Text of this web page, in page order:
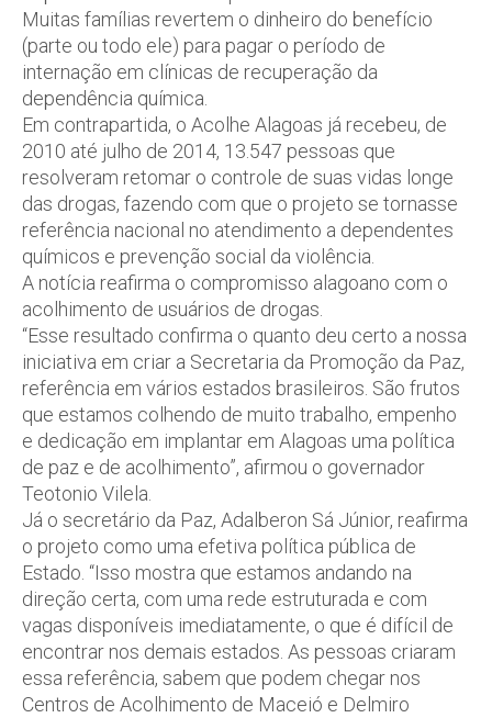
Muitas famílias revertem o dinheiro do benefício
(parte ou todo ele) para pagar o período de
internação em clínicas de recuperação da
dependência química.
Em contrapartida, o Acolhe Alagoas já recebeu, de
2010 até julho de 2014, 13.547 pessoas que
resolveram retomar o controle de suas vidas longe
das drogas, fazendo com que o projeto se tornasse
referência nacional no atendimento a dependentes
químicos e prevenção social da violência.
A notícia reafirma o compromisso alagoano com o
acolhimento de usuários de drogas.
“Esse resultado confirma o quanto deu certo a nossa
iniciativa em criar a Secretaria da Promoção da Paz,
referência em vários estados brasileiros. São frutos
que estamos colhendo de muito trabalho, empenho
e dedicação em implantar em Alagoas uma política
de paz e de acolhimento”, afirmou o governador
Teotonio Vilela.
Já o secretário da Paz, Adalberon Sá Júnior, reafirma
o projeto como uma efetiva política pública de
Estado. “Isso mostra que estamos andando na
direção certa, com uma rede estruturada e com
vagas disponíveis imediatamente, o que é difícil de
encontrar nos demais estados. As pessoas criaram
essa referência, sabem que podem chegar nos
Centros de Acolhimento de Maceió e Delmiro